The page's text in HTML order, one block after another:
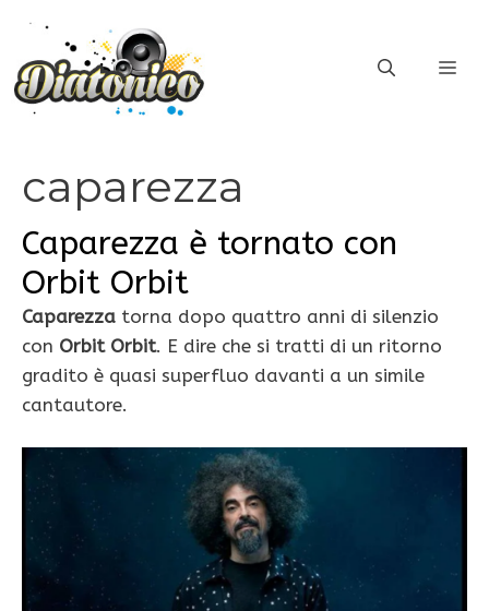
contenuto
caparezza
Caparezza è tornato con
Orbit Orbit
Caparezza torna dopo quattro anni di silenzio
con Orbit Orbit. E dire che si tratti di un ritorno
gradito è quasi superfluo davanti a un simile
cantautore.